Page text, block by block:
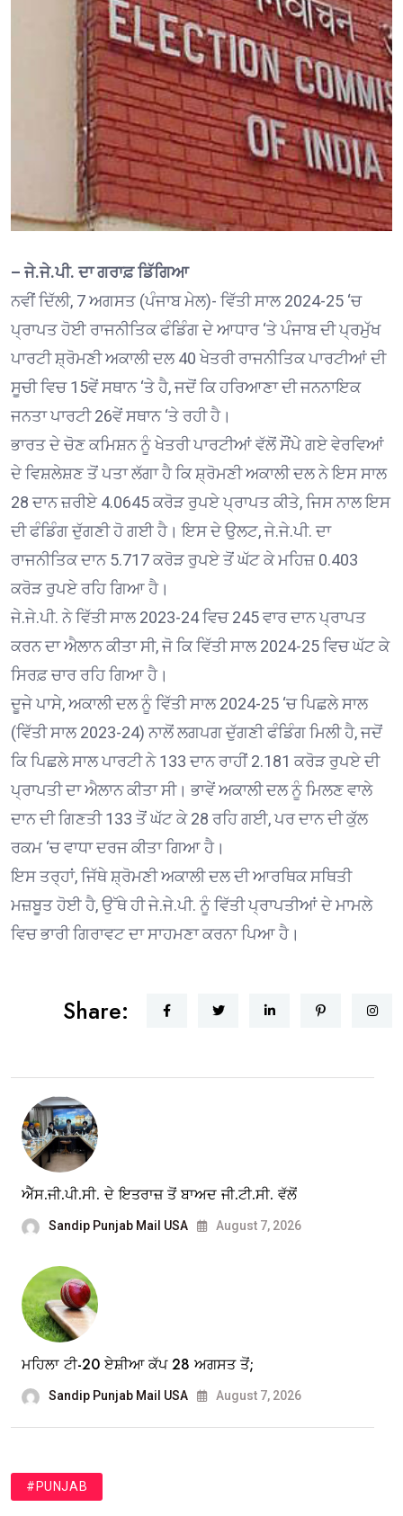
– ਜੇ.ਜੇ.ਪੀ. ਦਾ ਗਰਾਫ਼ ਡਿੱਗਿਆ
ਨਵੀਂ ਦਿੱਲੀ, 7 ਅਗਸਤ (ਪੰਜਾਬ ਮੇਲ)- ਵਿੱਤੀ ਸਾਲ 2024-25 ‘ਚ
ਪ੍ਰਾਪਤ ਹੋਈ ਰਾਜਨੀਤਿਕ ਫੰਡਿੰਗ ਦੇ ਆਧਾਰ ‘ਤੇ ਪੰਜਾਬ ਦੀ ਪ੍ਰਮੁੱਖ
ਪਾਰਟੀ ਸ਼੍ਰੋਮਣੀ ਅਕਾਲੀ ਦਲ 40 ਖੇਤਰੀ ਰਾਜਨੀਤਿਕ ਪਾਰਟੀਆਂ ਦੀ
ਸੂਚੀ ਵਿਚ 15ਵੇਂ ਸਥਾਨ ‘ਤੇ ਹੈ, ਜਦੋਂ ਕਿ ਹਰਿਆਣਾ ਦੀ ਜਨਨਾਇਕ
ਜਨਤਾ ਪਾਰਟੀ 26ਵੇਂ ਸਥਾਨ ‘ਤੇ ਰਹੀ ਹੈ।
ਭਾਰਤ ਦੇ ਚੋਣ ਕਮਿਸ਼ਨ ਨੂੰ ਖੇਤਰੀ ਪਾਰਟੀਆਂ ਵੱਲੋਂ ਸੌਂਪੇ ਗਏ ਵੇਰਵਿਆਂ
ਦੇ ਵਿਸ਼ਲੇਸ਼ਣ ਤੋਂ ਪਤਾ ਲੱਗਾ ਹੈ ਕਿ ਸ਼੍ਰੋਮਣੀ ਅਕਾਲੀ ਦਲ ਨੇ ਇਸ ਸਾਲ
28 ਦਾਨ ਜ਼ਰੀਏ 4.0645 ਕਰੋੜ ਰੁਪਏ ਪ੍ਰਾਪਤ ਕੀਤੇ, ਜਿਸ ਨਾਲ ਇਸ
ਦੀ ਫੰਡਿੰਗ ਦੁੱਗਣੀ ਹੋ ਗਈ ਹੈ। ਇਸ ਦੇ ਉਲਟ, ਜੇ.ਜੇ.ਪੀ. ਦਾ
ਰਾਜਨੀਤਿਕ ਦਾਨ 5.717 ਕਰੋੜ ਰੁਪਏ ਤੋਂ ਘੱਟ ਕੇ ਮਹਿਜ਼ 0.403
ਕਰੋੜ ਰੁਪਏ ਰਹਿ ਗਿਆ ਹੈ।
ਜੇ.ਜੇ.ਪੀ. ਨੇ ਵਿੱਤੀ ਸਾਲ 2023-24 ਵਿਚ 245 ਵਾਰ ਦਾਨ ਪ੍ਰਾਪਤ
ਕਰਨ ਦਾ ਐਲਾਨ ਕੀਤਾ ਸੀ, ਜੋ ਕਿ ਵਿੱਤੀ ਸਾਲ 2024-25 ਵਿਚ ਘੱਟ ਕੇ
ਸਿਰਫ਼ ਚਾਰ ਰਹਿ ਗਿਆ ਹੈ।
ਦੂਜੇ ਪਾਸੇ, ਅਕਾਲੀ ਦਲ ਨੂੰ ਵਿੱਤੀ ਸਾਲ 2024-25 ‘ਚ ਪਿਛਲੇ ਸਾਲ
(ਵਿੱਤੀ ਸਾਲ 2023-24) ਨਾਲੋਂ ਲਗਪਗ ਦੁੱਗਣੀ ਫੰਡਿੰਗ ਮਿਲੀ ਹੈ, ਜਦੋਂ
ਕਿ ਪਿਛਲੇ ਸਾਲ ਪਾਰਟੀ ਨੇ 133 ਦਾਨ ਰਾਹੀਂ 2.181 ਕਰੋੜ ਰੁਪਏ ਦੀ
ਪ੍ਰਾਪਤੀ ਦਾ ਐਲਾਨ ਕੀਤਾ ਸੀ। ਭਾਵੇਂ ਅਕਾਲੀ ਦਲ ਨੂੰ ਮਿਲਣ ਵਾਲੇ
ਦਾਨ ਦੀ ਗਿਣਤੀ 133 ਤੋਂ ਘੱਟ ਕੇ 28 ਰਹਿ ਗਈ, ਪਰ ਦਾਨ ਦੀ ਕੁੱਲ
ਰਕਮ ‘ਚ ਵਾਧਾ ਦਰਜ ਕੀਤਾ ਗਿਆ ਹੈ।
ਇਸ ਤਰ੍ਹਾਂ, ਜਿੱਥੇ ਸ਼੍ਰੋਮਣੀ ਅਕਾਲੀ ਦਲ ਦੀ ਆਰਥਿਕ ਸਥਿਤੀ
ਮਜ਼ਬੂਤ ਹੋਈ ਹੈ, ਉੱਥੇ ਹੀ ਜੇ.ਜੇ.ਪੀ. ਨੂੰ ਵਿੱਤੀ ਪ੍ਰਾਪਤੀਆਂ ਦੇ ਮਾਮਲੇ
ਵਿਚ ਭਾਰੀ ਗਿਰਾਵਟ ਦਾ ਸਾਹਮਣਾ ਕਰਨਾ ਪਿਆ ਹੈ।
Share:
ਐੱਸ.ਜੀ.ਪੀ.ਸੀ. ਦੇ ਇਤਰਾਜ਼ ਤੋਂ ਬਾਅਦ ਜੀ.ਟੀ.ਸੀ. ਵੱਲੋਂ
Sandip Punjab Mail USA August 7, 2026
ਮਹਿਲਾ ਟੀ-20 ਏਸ਼ੀਆ ਕੱਪ 28 ਅਗਸਤ ਤੋਂ;
Sandip Punjab Mail USA August 7, 2026
#PUNJAB